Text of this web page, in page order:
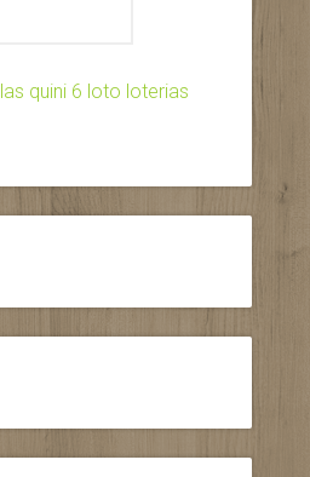
quini 6 loto loterias